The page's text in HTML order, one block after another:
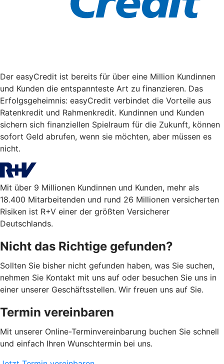
Der easyCredit ist bereits für über eine Million Kundinnen
und Kunden die entspannteste Art zu finanzieren. Das
Erfolgsgeheimnis: easyCredit verbindet die Vorteile aus
Ratenkredit und Rahmenkredit. Kundinnen und Kunden
sichern sich finanziellen Spielraum für die Zukunft, können
sofort Geld abrufen, wenn sie möchten, aber müssen es
nicht.
Mit über 9 Millionen Kundinnen und Kunden, mehr als
18.400 Mitarbeitenden und rund 26 Millionen versicherten
Risiken ist R+V einer der größten Versicherer
Deutschlands.
Nicht das Richtige gefunden?
Sollten Sie bisher nicht gefunden haben, was Sie suchen,
nehmen Sie Kontakt mit uns auf oder besuchen Sie uns in
einer unserer Geschäftsstellen. Wir freuen uns auf Sie.
Termin vereinbaren
Mit unserer Online-Terminvereinbarung buchen Sie schnell
und einfach Ihren Wunschtermin bei uns.